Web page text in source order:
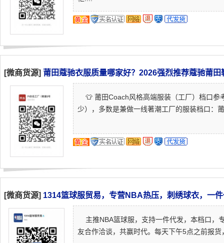
[微商货源] 莆田蔻驰衣服质量哪家好？2026强烈推荐蔻驰莆田
👕 莆田Coach风格高端服装（工厂）档口参
少），多数是兼做一线著潮工厂的服装档口
[微商货源] 1314篮球服贸易，专营NBA热压，刺绣球衣，一
主推NBA篮球服，支持一件代发，本档口，
友合作洽谈，共赢时代。每天下午5点之前报